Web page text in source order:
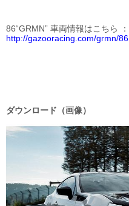
86“GRMN” 車両情報はこちら
http://gazooracing.com/grmn/86
ダウンロード（画像）